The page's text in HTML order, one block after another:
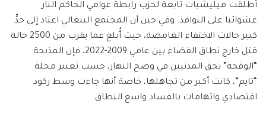
أطلقت ميليشيات تابعة لحزب رابطة عوامي الحاكم النار
عشوائيا على النوافذ. وفي حين أن المجتمع البنغالي اعتاد إلى حدٍّ
كبير حالات الاختفاء الغامضة، حيث أُبلغ عما يقرب من 2500 حالة
قتل خارج نطاق القضاء بين عامي 2009-2022، فإن المذبحة
“الوقحة” بحق المدنيين في وضح النهار، حسب تعبير مجلة
“تايم”، كانت أكبر من تجاهلها، خاصة أنها جاءت وسط ركود
اقتصادي واتهامات بالفساد واسع النطاق.